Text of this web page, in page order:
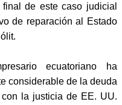
de este caso judicial
de reparación al Estado
ecuatoriano ha
considerable de la deuda
la justicia de EE. UU.